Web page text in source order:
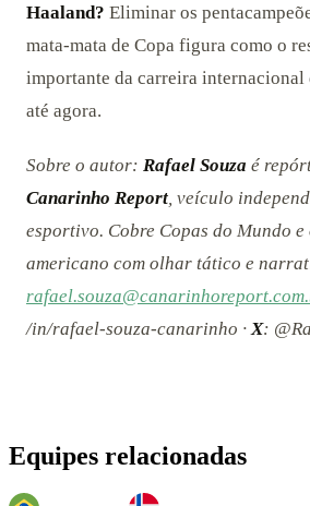
Haaland? Eliminar os
mata-mata de Copa figura como o
importante da carreira internacional
até agora.
Sobre o autor: Rafael Souza é
Canarinho Report, veículo
esportivo. Cobre Copas do Mundo
americano com olhar tático e
/in/rafael-souza-canarinho ·X:
Equipes relacionadas